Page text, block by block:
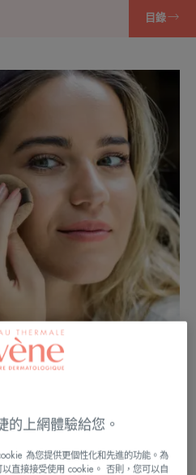
目錄
的上網體驗給您。
為您提供更個性化和先進的功能。為
直接接受使用 cookie。 否則，您可以自